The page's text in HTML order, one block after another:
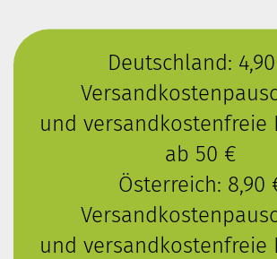
Deutschland:
und versandkostenfreie
ab 50 €
Österreich: 8,90
und versandkostenfreie